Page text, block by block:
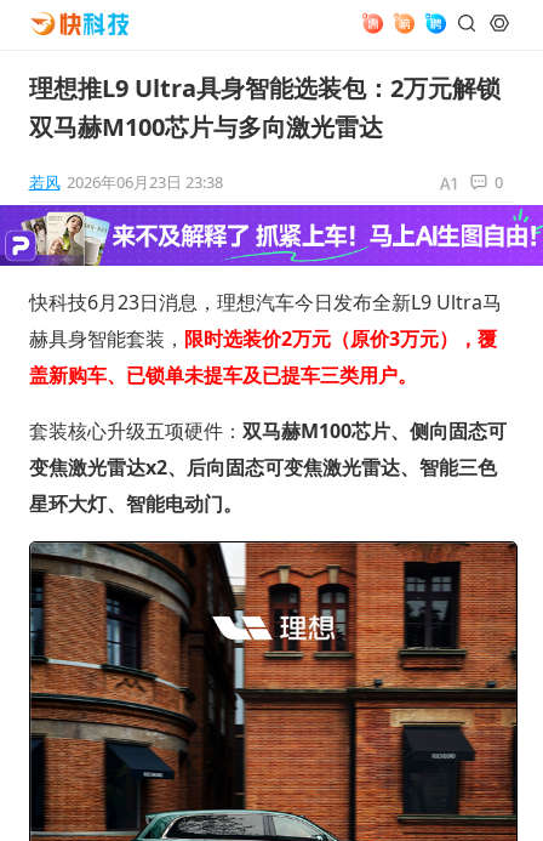
理想推L9 Ultra具身智能选装包：2万元解锁
双马赫M100芯片与多向激光雷达
若风 2026年06月23日 23:38 0
快科技6月23日消息，理想汽车今日发布全新L9 Ultra马
赫具身智能套装， 限时选装价2万元（原价3万元），覆
盖新购车、已锁单未提车及已提车三类用户。
套装核心升级五项硬件： 双马赫M100芯片、侧向固态可
变焦激光雷达x2、后向固态可变焦激光雷达、智能三色
星环大灯、智能电动门。